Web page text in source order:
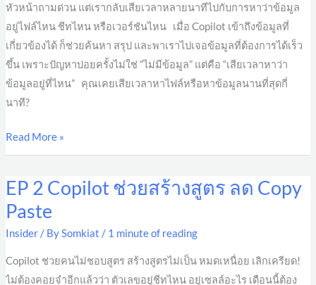
หัวหน้าถามด่วน แต่เรากลับเสียเวลาหลายนาทีไปกับการหาว่าข้อมูล
อยู่ไฟล์ไหน ชีทไหน หรือเวอร์ชันไหน เมื่อ Copilot เข้าถึงข้อมูลที่
เกี่ยวข้องได้ ก็ช่วยค้นหา สรุป และพาเราไปเจอข้อมูลที่ต้องการได้เร็ว
ขึ้น เพราะปัญหาบ่อยครั้งไม่ใช่ “ไม่มีข้อมูล” แต่คือ “เสียเวลาหาว่า
ข้อมูลอยู่ที่ไหน” คุณเคยเสียเวลาหาไฟล์หรือหาข้อมูลนานที่สุดกี่
นาที?
เร็ว
Read More »
EP 2 Copilot ช่วยสร้างสูตร ลด Copy
Paste
Insider/ BySomkiat / 1 minute of reading
Copilot ช่วยคนไม่ชอบสูตร สร้างสูตรไม่เป็น หมดเหนื่อย เลิกเครียด!
ไม่ต้องคอยจำอีกแล้วว่า ตัวเลขอยู่ชีทไหน อยู่เซลล์อะไร เดือนนี้ต้อง
EP
2
สร้าง
สูตร